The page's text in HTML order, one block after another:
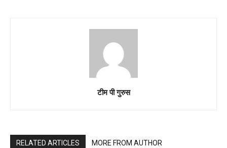
टीम पी गुरुस
RELATED ARTICLES MORE FROM AUTHOR